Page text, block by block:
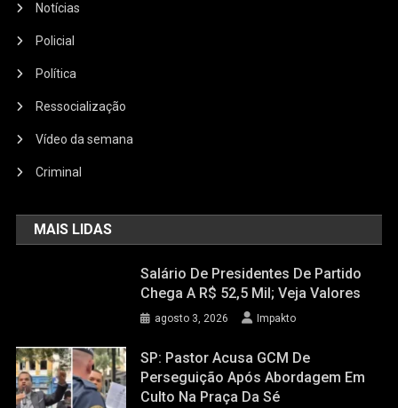
Notícias
Policial
Política
Ressocialização
Vídeo da semana
Criminal
MAIS LIDAS
Salário De Presidentes De Partido
Chega A R$ 52,5 Mil; Veja Valores
agosto 3, 2026 Impakto
SP: Pastor Acusa GCM De
Perseguição Após Abordagem Em
Culto Na Praça Da Sé